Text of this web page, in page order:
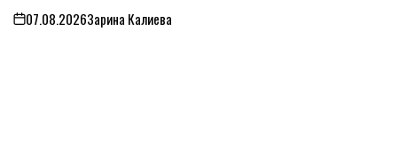
on07.08.2026Зарина Калиева